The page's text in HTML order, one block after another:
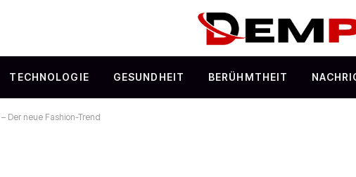
TECHNOLOGIE GESUNDHEIT BERÜHMTHEIT
Der neue Fashion-Trend